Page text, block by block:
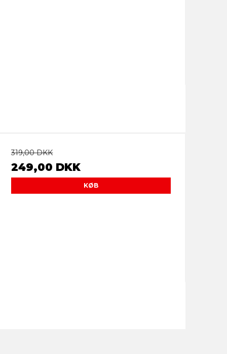
319,00 DKK
249,00 DKK
KØB